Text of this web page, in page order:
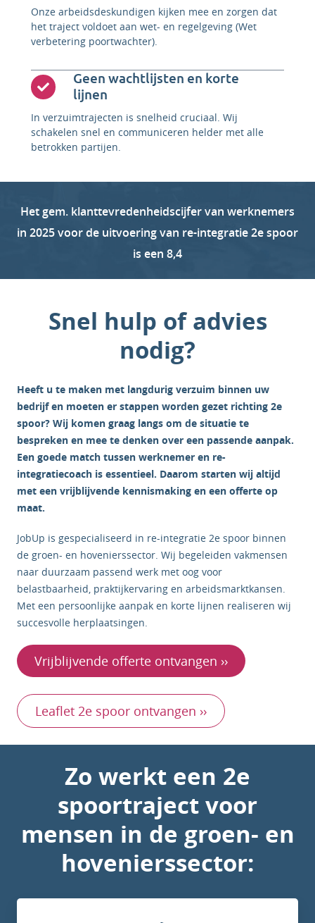
Onze arbeidsdeskundigen kijken mee en zorgen dat
het traject voldoet aan wet- en regelgeving (Wet
verbetering poortwachter).
Geen wachtlijsten en korte
lijnen
In verzuimtrajecten is snelheid cruciaal. Wij
schakelen snel en communiceren helder met alle
betrokken partijen.
Het gem. klanttevredenheidscijfer van werknemers
in 2025 voor de uitvoering van re-integratie 2e spoor
is een 8,4
Een footer tekst. Lorem ipsum dolor sit amet, consectetur
adipis cin elit. Nunc purus libero, interdum sed blandit acp
Actie button
Actie button
Actie button
Snel hulp of advies
nodig?
Heeft u te maken met langdurig verzuim binnen uw
bedrijf en moeten er stappen worden gezet richting 2e
spoor? Wij komen graag langs om de situatie te
bespreken en mee te denken over een passende aanpak.
Een goede match tussen werknemer en re-
integratiecoach is essentieel. Daarom starten wij altijd
met een vrijblijvende kennismaking en een offerte op
maat.
JobUp is gespecialiseerd in re-integratie 2e spoor binnen
de groen- en hovenierssector. Wij begeleiden vakmensen
naar duurzaam passend werk met oog voor
belastbaarheid, praktijkervaring en arbeidsmarktkansen.
Met een persoonlijke aanpak en korte lijnen realiseren wij
succesvolle herplaatsingen.
Vrijblijvende offerte ontvangen ››
Leaflet 2e spoor ontvangen ››
Zo werkt een 2e
spoortraject voor
mensen in de groen- en
hovenierssector: